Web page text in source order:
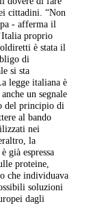
cittadini. “Non
- afferma il
proprio
è stata il
di
si sta
legge italiana è
un segnale
del principio di
al bando
nei
la
già espressa
proteine,
che individuava
soluzioni
dagli